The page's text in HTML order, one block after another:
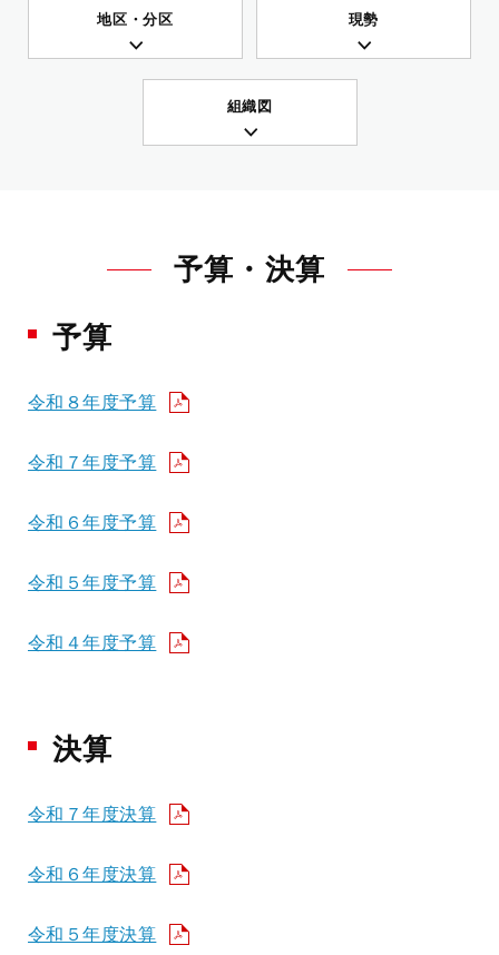
地区・分区 現勢
組織図
予算・決算
予算
令和８年度予算
令和７年度予算
令和６年度予算
令和５年度予算
令和４年度予算
決算
令和７年度決算
令和６年度決算
令和５年度決算